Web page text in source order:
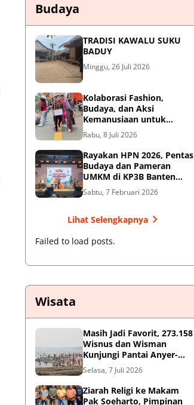
Budaya
TRADISI KAWALU SUKU
BADUY
Minggu, 26 Juli 2026
Kolaborasi Fashion,
Budaya, dan Aksi
Kemanusiaan untuk
Pasien Kanker Dhuafa
Rabu, 8 Juli 2026
Rayakan HPN 2026, Pentas
Budaya dan Pameran
UMKM di KP3B Banten
Sedot Antusiasme Warga
Sabtu, 7 Februari 2026
Lihat Selengkapnya
Failed to load posts.
Wisata
Masih Jadi Favorit, 273.158
Wisnus dan Wisman
Kunjungi Pantai Anyer-
Cinangka Selama Libur
Sekolah
Selasa, 7 Juli 2026
Ziarah Religi ke Makam
Pak Soeharto, Pimpinan